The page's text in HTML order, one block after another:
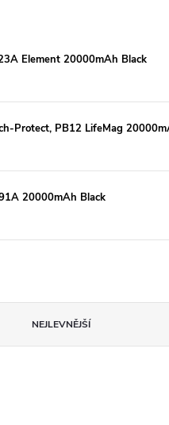
Element 20000mAh Black
Protect, PB12 LifeMag
20000mAh Black
NEJLEVNĚJŠÍ